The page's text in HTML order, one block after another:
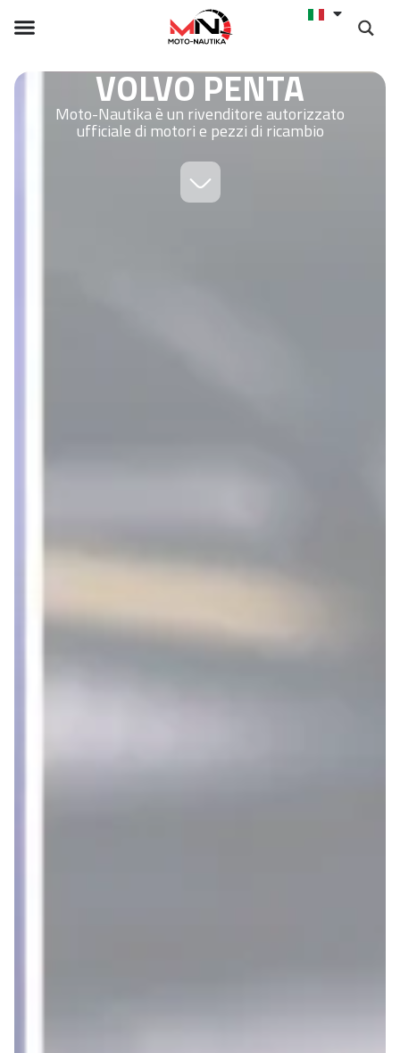
VOLVO PENTA
Moto-Nautika è un rivenditore autorizzato
ufficiale di motori e pezzi di ricambio